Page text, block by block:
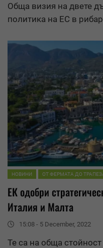
Обща визия на двете
политика на ЕС в
НОВИНИ ОТ ФЕРМАТА ДО
ЕК одобри
Италия и Малта
15:08 - 5 December, 2022
Те са на обща